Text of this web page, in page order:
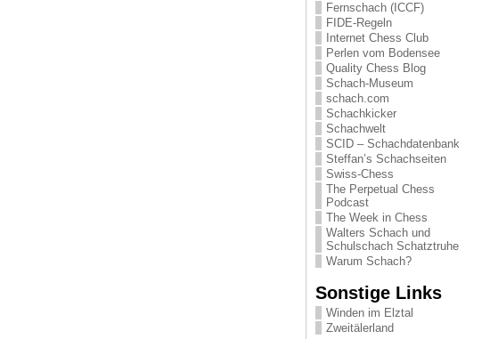
Fernschach (ICCF)
FIDE-Regeln
Internet Chess Club
Perlen vom Bodensee
Quality Chess Blog
Schach-Museum
schach.com
Schachkicker
Schachwelt
SCID – Schachdatenbank
Steffan’s Schachseiten
Swiss-Chess
The Perpetual Chess
Podcast
The Week in Chess
Walters Schach und
Schulschach Schatztruhe
Warum Schach?
Sonstige Links
Winden im Elztal
Zweitälerland